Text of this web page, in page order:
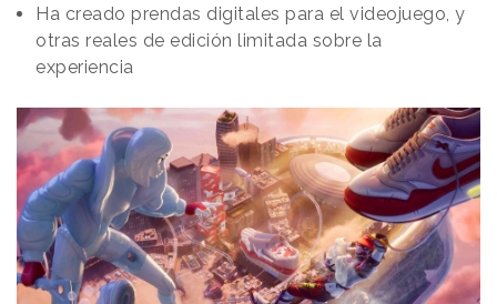
Ha creado prendas digitales para el videojuego, y
otras reales de edición limitada sobre la
experiencia